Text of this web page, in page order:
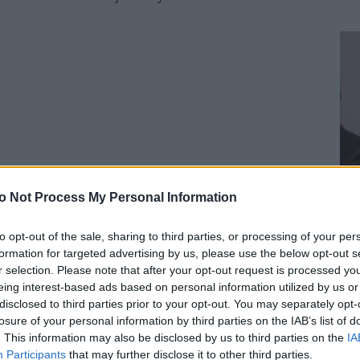
Not Process My Personal Information
opt-out of the sale, sharing to third parties, or processing of your
for targeted advertising by us, please use the below opt-out
selection. Please note that after your opt-out request is processed
interest-based ads based on personal information utilized by us
to third parties prior to your opt-out. You may separately
of your personal information by third parties on the IAB’s list of
This information may also be disclosed by us to third parties on the
Participants that may further disclose it to other third parties.
model kultury skrajnie relatywistycznej, w
ta skutkuje narastającym relatywizmem
pojęcia osoby ludzkiej. Prowadzi to
jako faktu obiektywnego, na rzecz
odzwierciedla i promuje ideologia gender.
podkreślił ks. Gardocki – jest kryzys ekologiczny,
antropologiczny. Dlatego Franciszek apeluje o
być nie tylko natura, ale także i człowiek.